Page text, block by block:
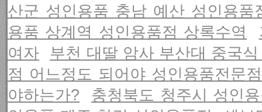
산군 성인용품 충남 예산 성인용품
용품 상계역 성인용품점 상록수역
여자
부천 대딸 암사 부산대 중국
점 어느정도 되어야 성인용품전문
야하는가?
충청북도 청주시 성인